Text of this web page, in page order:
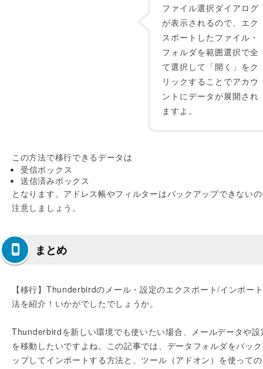
ファイル選択ダイアログ
が表示されるので、エク
スポートしたファイル・
フォルダを範囲選択で全
て選択して「開く」をク
リックすることでアカウ
ントにデータが展開され
ますよ。
この方法で移行できるデータは
受信ボックス
送信済みボックス
となります。アドレス帳やフィルターはバックアップできない
注意しましょう。
まとめ
【移行】Thunderbirdのメール・設定のエクスポート/インポー
法を紹介！いかがでしたでしょうか。
Thunderbirdを新しい環境でも使いたい場合、メールデータや設
を移動したいですよね。この記事では、データフォルダをバッ
ップしてインポートする方法と、ツール（アドオン）を使って